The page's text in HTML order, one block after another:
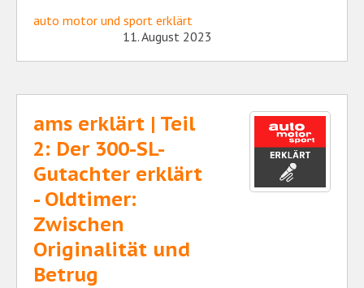
auto motor und sport erklärt
11. August 2023
ams erklärt | Teil
2: Der 300-SL-
Gutachter erklärt
- Oldtimer:
Zwischen
Originalität und
Betrug